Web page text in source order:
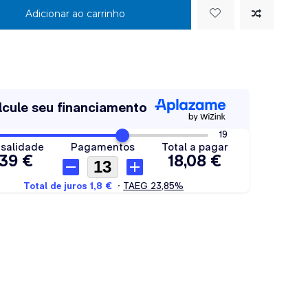
Adicionar ao carrinho